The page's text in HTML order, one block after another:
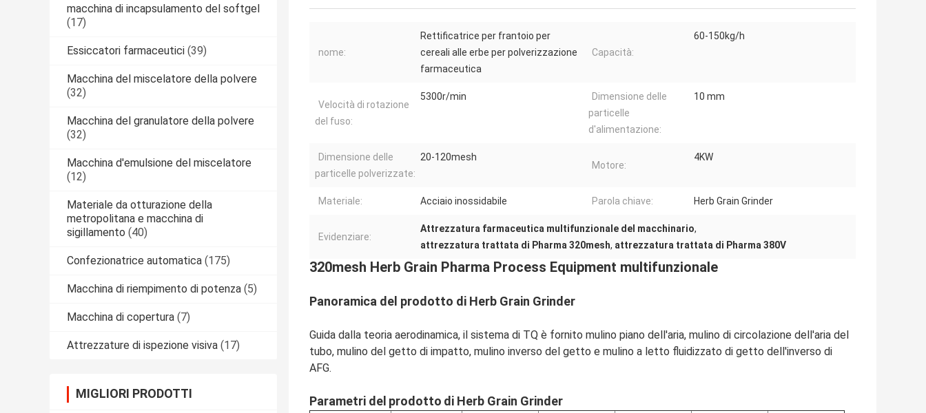
macchina di incapsulamento del softgel
(17)
Essiccatori farmaceutici (39)
Macchina del miscelatore della polvere
(32)
Macchina del granulatore della polvere
(32)
Macchina d'emulsione del miscelatore
(12)
Materiale da otturazione della
metropolitana e macchina di
sigillamento (40)
Confezionatrice automatica (175)
Macchina di riempimento di potenza (5)
Macchina di copertura (7)
Attrezzature di ispezione visiva (17)
MIGLIORI PRODOTTI
nome:
Rettificatrice per frantoio per
cereali alle erbe per polverizzazione
farmaceutica
Capacità:
60-150kg/h
Velocità di rotazione
del fuso:
5300r/min
Dimensione delle
particelle
d'alimentazione:
10 mm
Dimensione delle
particelle polverizzate:
20-120mesh
Motore:
4KW
Materiale: Acciaio inossidabile Parola chiave: Herb Grain Grinder
Evidenziare:
Attrezzatura farmaceutica multifunzionale del macchinario,
attrezzatura trattata di Pharma 320mesh, attrezzatura trattata di Pharma 380V
320mesh Herb Grain Pharma Process Equipment multifunzionale
Panoramica del prodotto di Herb Grain Grinder
Guida dalla teoria aerodinamica, il sistema di TQ è fornito mulino piano dell'aria, mulino di circolazione dell'aria del
tubo, mulino del getto di impatto, mulino inverso del getto e mulino a letto fluidizzato di getto dell'inverso di
AFG.
Parametri del prodotto di Herb Grain Grinder